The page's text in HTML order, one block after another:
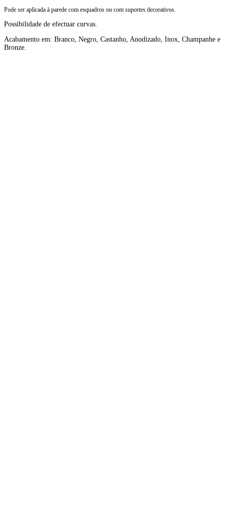
Pode ser aplicada à parede com esquadros ou com suportes decorativos.
Possibilidade de efectuar curvas.
Acabamento em: Branco, Negro, Castanho, Anodizado, Inox, Champanhe e
Bronze.